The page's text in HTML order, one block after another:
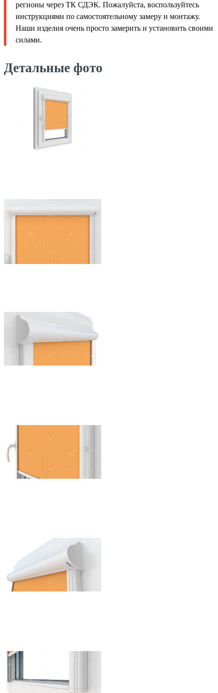
регионы через ТК СДЭК. Пожалуйста, воспользуйтесь
инструкциями по самостоятельному замеру и монтажу.
Наши изделия очень просто замерить и установить своими
силами.
Детальные фото